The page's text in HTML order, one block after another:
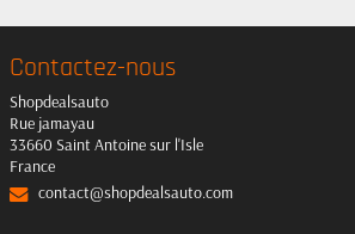
Contactez-nous
Shopdealsauto
Rue jamayau
33660 Saint Antoine sur l'Isle
France
contact@shopdealsauto.com